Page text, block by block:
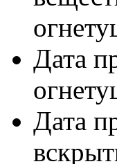
Дата
Дата